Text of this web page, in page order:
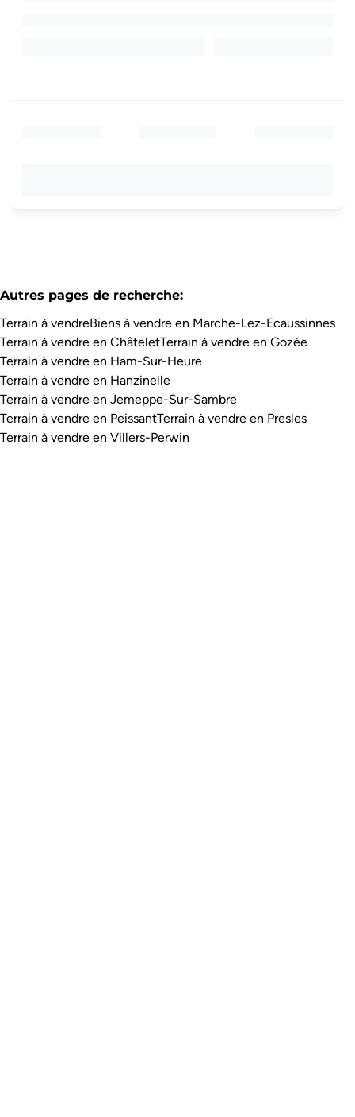
Autres pages de recherche:
Terrain à vendreBiens à vendre en Marche-Lez-Ecaussinnes
Terrain à vendre en ChâteletTerrain à vendre en Gozée
Terrain à vendre en Ham-Sur-Heure
Terrain à vendre en Hanzinelle
Terrain à vendre en Jemeppe-Sur-Sambre
Terrain à vendre en PeissantTerrain à vendre en Presles
Terrain à vendre en Villers-Perwin